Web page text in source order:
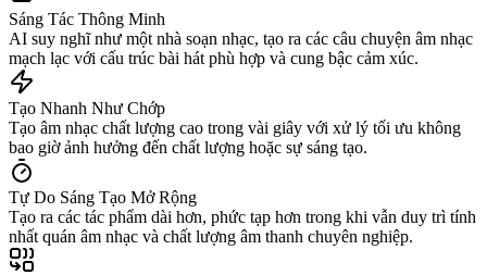
Sáng Tác Thông Minh
AI suy nghĩ như một nhà soạn nhạc, tạo ra các câu chuyện âm nhạc
mạch lạc với cấu trúc bài hát phù hợp và cung bậc cảm xúc.
Tạo Nhanh Như Chớp
Tạo âm nhạc chất lượng cao trong vài giây với xử lý tối ưu không
bao giờ ảnh hưởng đến chất lượng hoặc sự sáng tạo.
Tự Do Sáng Tạo Mở Rộng
Tạo ra các tác phẩm dài hơn, phức tạp hơn trong khi vẫn duy trì tính
nhất quán âm nhạc và chất lượng âm thanh chuyên nghiệp.